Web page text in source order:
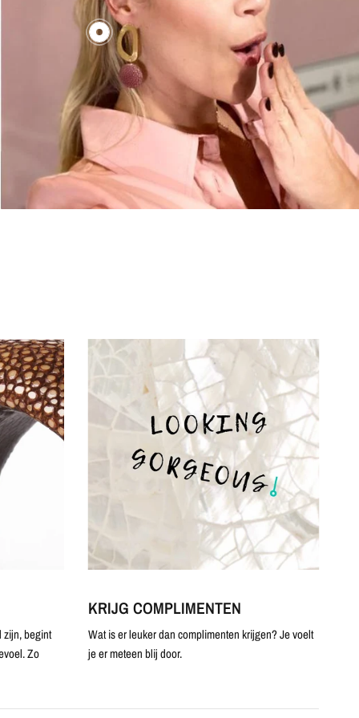
€130,00
zijn, begint
Zo
KRIJG COMPLIMENTEN
Wat is er leuker dan complimenten krijgen? Je voelt
je er meteen blij door.